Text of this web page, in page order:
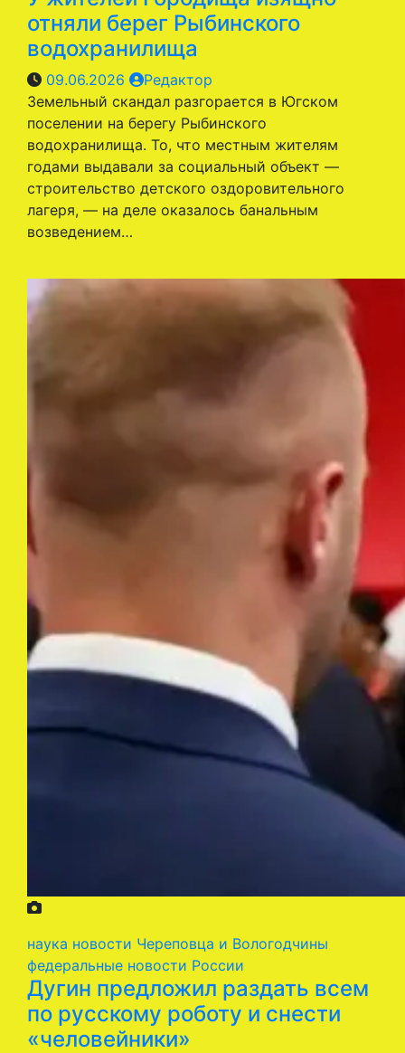
отняли берег Рыбинского
водохранилища
09.06.2026
Редактор
Земельный скандал разгорается в Югском
поселении на берегу Рыбинского
водохранилища. То, что местным жителям
годами выдавали за социальный объект —
строительство детского оздоровительного
лагеря, — на деле оказалось банальным
возведением…
наука новости Череповца и Вологодчины
федеральные новости России
Дугин предложил раздать всем
по русскому роботу и снести
«человейники»